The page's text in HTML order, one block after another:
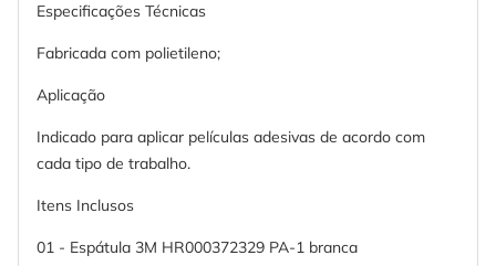
Especificações Técnicas
Fabricada com polietileno;
Aplicação
Indicado para aplicar películas adesivas de acordo com
cada tipo de trabalho.
Itens Inclusos
01 - Espátula 3M HR000372329 PA-1 branca